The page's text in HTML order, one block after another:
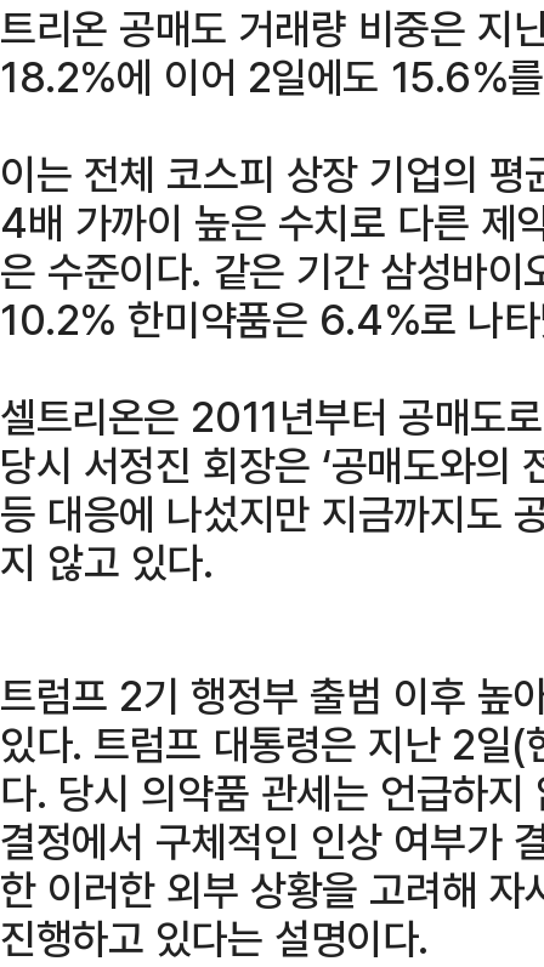
트리온 공매도 거래량 비중은
18.2%에 이어 2일에도 15.6%
이는 전체 코스피 상장 기업의
4배 가까이 높은 수치로 다른 제
은 수준이다. 같은 기간 삼성바
10.2% 한미약품은 6.4%로 나
셀트리온은 2011년부터 공매도
당시 서정진 회장은 ‘공매도와의
등 대응에 나섰지만 지금까지도
지 않고 있다.
트럼프 2기 행정부 출범 이후 높
있다. 트럼프 대통령은 지난 2일
다. 당시 의약품 관세는 언급하
결정에서 구체적인 인상 여부가
한 이러한 외부 상황을 고려해 자
진행하고 있다는 설명이다.